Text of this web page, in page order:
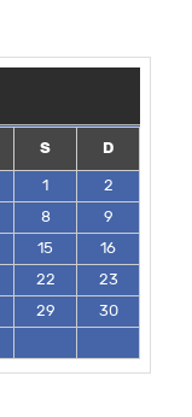
S
D
1
2
8
9
15
16
22
23
29
30